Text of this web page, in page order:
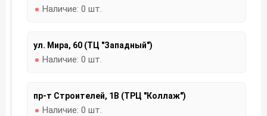
Наличие: 0 шт.
ул. Мира, 60 (ТЦ "Западный")
Наличие: 0 шт.
пр-т Строителей, 1В (ТРЦ "Коллаж")
Наличие: 0 шт.